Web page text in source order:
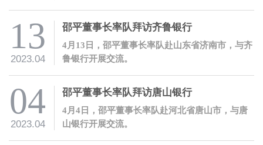
集（2023）》。
13
2023.04
邵平董事长率队拜访齐鲁银行
4月13日，邵平董事长率队赴山东省济南市，与齐
鲁银行开展交流。
04
2023.04
邵平董事长率队拜访唐山银行
4月4日，邵平董事长率队赴河北省唐山市，与唐
山银行开展交流。